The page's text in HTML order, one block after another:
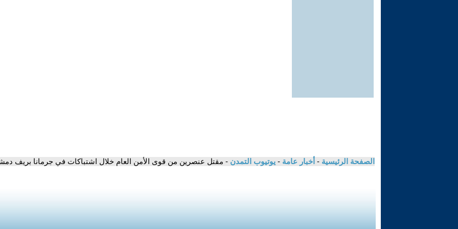
الصفحة الرئيسية - أخبار عامة - يوتيوب التمدن - مقتل عنصرين من قوى الأمن العام خلال اشتباكات في جرمانا بريف